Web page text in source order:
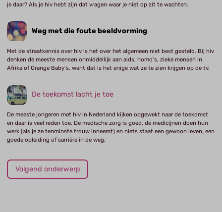
je daar? Als je hiv hebt zijn dat vragen waar je niet op zit te wachten.
Weg met die foute beeldvorming
Met de straatkennis over hiv is het over het algemeen niet best gesteld. Bij hiv
denken de meeste mensen onmiddellijk aan aids, homo’s, zieke mensen in
Afrika of Orange Baby’s, want dat is het enige wat ze te zien krijgen op de tv.
De toekomst lacht je toe
De meeste jongeren met hiv in Nederland kijken opgewekt naar de toekomst
en daar is veel reden toe. De medische zorg is goed, de medicijnen doen hun
werk (als je ze tenminste trouw inneemt) en niets staat een gewoon leven, een
goede opleiding of carrière in de weg.
Volgend onderwerp